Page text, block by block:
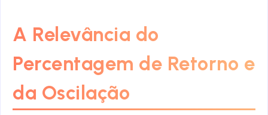
A Relevância do
Percentagem de Retorno e
da Oscilação